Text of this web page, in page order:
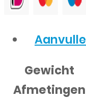
Gewicht
Afmetingen